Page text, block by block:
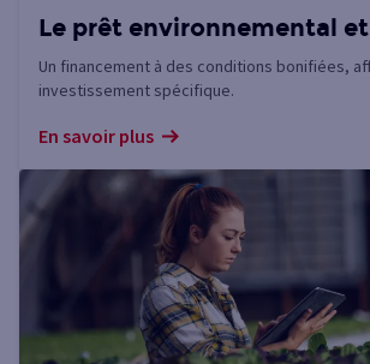
Le prêt environnemental
Un financement à des conditions bonifiées,
investissement spécifique.
En savoir plus